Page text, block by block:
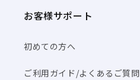
お客様サポート
初めての方へ
ご利用ガイド/よくあるご質問